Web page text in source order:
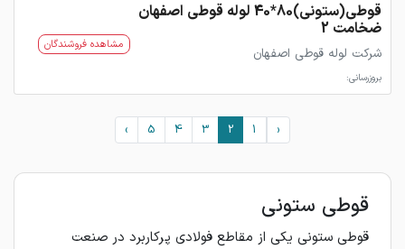
قوطی(ستونی)80*40 لوله قوطی اصفهان
ضخامت 2
شرکت لوله قوطی اصفهان
بروزرسانی:
مشاهده فروشندگان
‹
1
2
3
4
5
›
قوطی ستونی
قوطی ستونی یکی از مقاطع فولادی پرکاربرد در صنعت